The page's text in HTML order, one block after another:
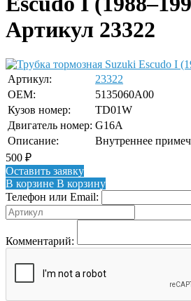
Артикул 23322
Артикул:
23322
OEM:
5135060A00
Кузов номер:
TD01W
Двигатель номер: G16A
Описание:
Внутреннее
500 ₽
Оставить заявку
В корзине В корзину
Телефон или Email:
Комментарий: